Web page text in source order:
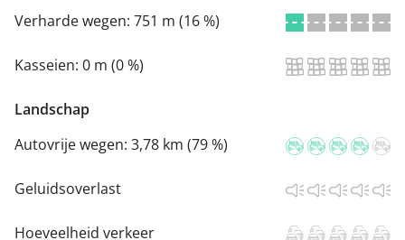
Verharde wegen: 751 m (16 %)
Kasseien: 0 m (0 %)
Landschap
Autovrije wegen: 3,78 km (79 %)
Geluidsoverlast
Hoeveelheid verkeer